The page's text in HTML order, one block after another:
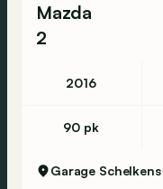
Mazda
2
2016
90 pk
Garage Schelkens